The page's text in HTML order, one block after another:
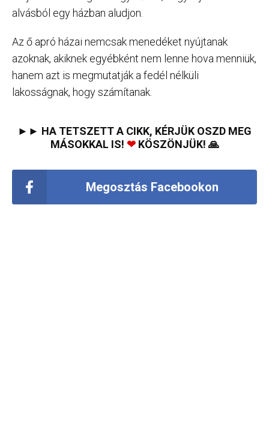
alvásból egy házban aludjon.
Az ő apró házai nemcsak menedéket nyújtanak
azoknak, akiknek egyébként nem lenne hova menniük,
hanem azt is megmutatják a fedél nélküli
lakosságnak, hogy számítanak.
►► HA TETSZETT A CIKK, KÉRJÜK OSZD MEG
MÁSOKKAL IS! ❤KÖSZÖNJÜK! 🙏
Megosztás Facebookon